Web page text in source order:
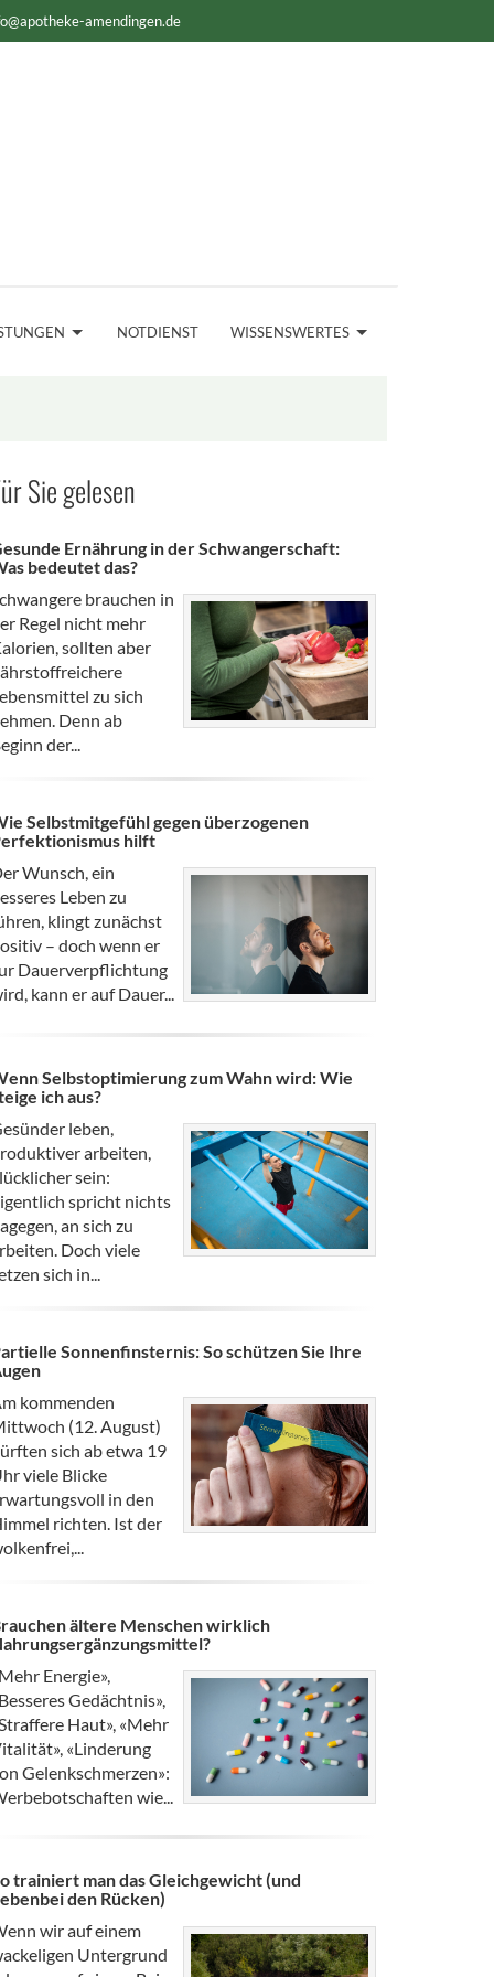
amendingen.de
NOTDIENST WISSENSWERTES
Sie gelesen
Ernährung in der Schwangerschaft:
bedeutet das?
brauchen in
Regel nicht mehr
sollten aber
zu sich
Denn ab
der...
Selbstmitgefühl gegen überzogenen
hilft
Wunsch, ein
Leben zu
klingt zunächst
– doch wenn er
Dauerverpflichtung
kann er auf Dauer...
Selbstoptimierung zum Wahn wird: Wie
ich aus?
leben,
arbeiten,
sein:
spricht nichts
an sich zu
Doch viele
sich in...
Sonnenfinsternis: So schützen Sie Ihre
kommenden
(12. August)
sich ab etwa 19
viele Blicke
in den
richten. Ist der
ältere Menschen wirklich
Energie»,
Gedächtnis»,
Haut», «Mehr
«Linderung
Gelenkschmerzen»:
wie...
trainiert man das Gleichgewicht (und
den Rücken)
wir auf einem
Untergrund